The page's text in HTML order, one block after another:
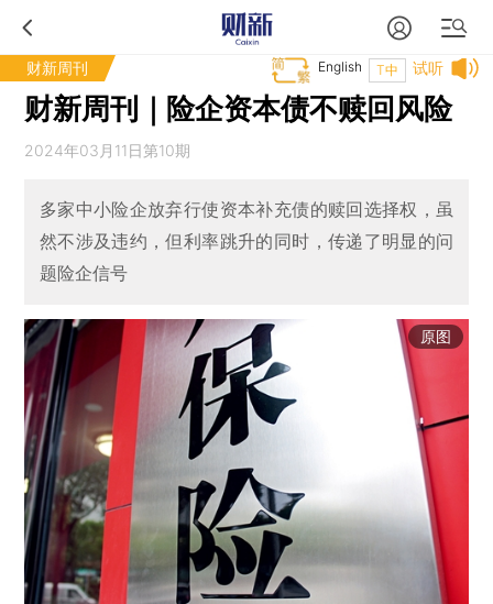
财新周刊 试听
T中
English
财新周刊｜险企资本债不赎回风险
2024年03月11日第10期
多家中小险企放弃行使资本补充债的赎回选择权，虽
然不涉及违约，但利率跳升的同时，传递了明显的问
题险企信号
原图